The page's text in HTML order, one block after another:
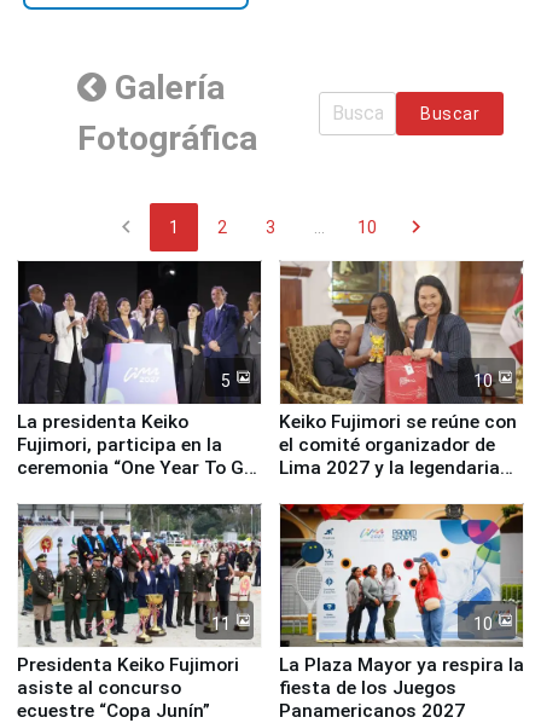
Galería
Fotográfica
Buscar
chevron_left 1 2 3 10 chevron_right
5
La presidenta Keiko
Fujimori, participa en la
ceremonia “One Year To Go
10
Keiko Fujimori se reúne con
el comité organizador de
Lima 2027 y la legendaria
11
Presidenta Keiko Fujimori
asiste al concurso
ecuestre “Copa Junín”
10
La Plaza Mayor ya respira la
fiesta de los Juegos
Panamericanos 2027